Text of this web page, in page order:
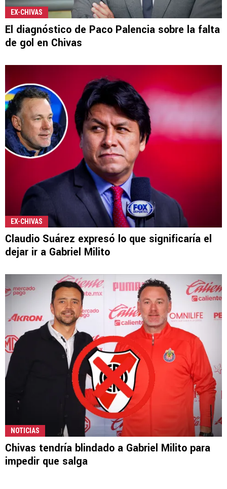
EX-CHIVAS
El diagnóstico de Paco Palencia sobre la falta
de gol en Chivas
EX-CHIVAS
Claudio Suárez expresó lo que significaría el
dejar ir a Gabriel Milito
NOTICIAS
Chivas tendría blindado a Gabriel Milito para
impedir que salga